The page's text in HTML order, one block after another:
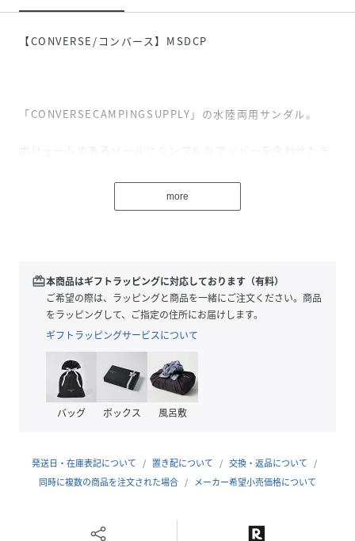
【CONVERSE/コンバース】MSDCP
「CONVERSECAMPINGSUPPLY」の水陸両用サンダル。
ボリュームのあるソールにシンプルなアッパーを合わせたデ
Z字に配した幅広のベルトで、フィット感を容易に調整でき
爽やかなスノーホワイト、クールなグラファイトの2カラー
展開。
※付属品：保管箱/箱の特性上、輸送中に多少破損する場合が
ございます。予めご了承お願いいたします。
マーキス・M・コンバースが設立したコンバース・ラバー・
シュー・カンパニーが起源。
来、そのスタイルは現在もほとんど変わることなく生産され
more
redeem本商品はギフトラッピングに対応しております（有料）
ご希望の際は、ラッピングと商品を一緒にご注文ください。商品
をラッピングして、ご指定の住所にお届けします。
ギフトラッピングサービスについて
バッグ ボックス 風呂敷
発送日・在庫表記について 置き配について
交換・返品について
同時に複数の商品を注文された場合
メーカー希望小売価格について